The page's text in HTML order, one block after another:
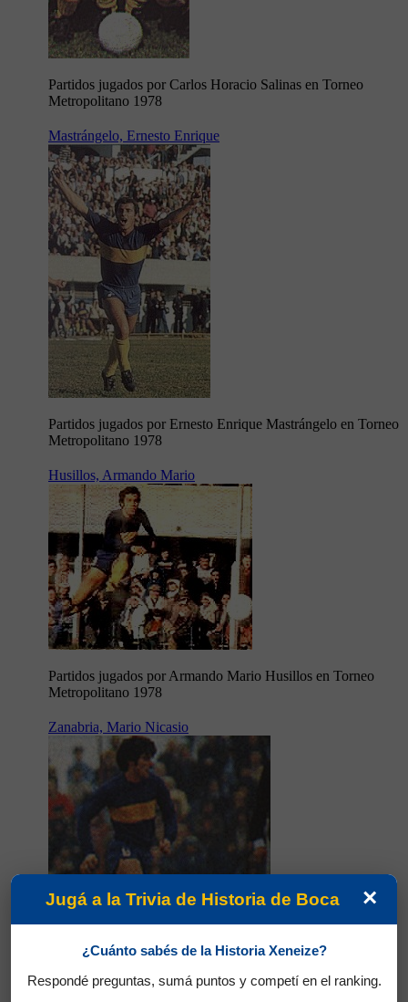
Partidos jugados por Carlos Horacio Salinas en Torneo
Metropolitano 1978
Mastrángelo, Ernesto Enrique
Partidos jugados por Ernesto Enrique Mastrángelo en Torneo
Metropolitano 1978
Husillos, Armando Mario
Partidos jugados por Armando Mario Husillos en Torneo
Metropolitano 1978
Zanabria, Mario Nicasio
×
Jugá a la Trivia de Historia de Boca
¿Cuánto sabés de la Historia Xeneize?
Respondé preguntas, sumá puntos y competí en el ranking.